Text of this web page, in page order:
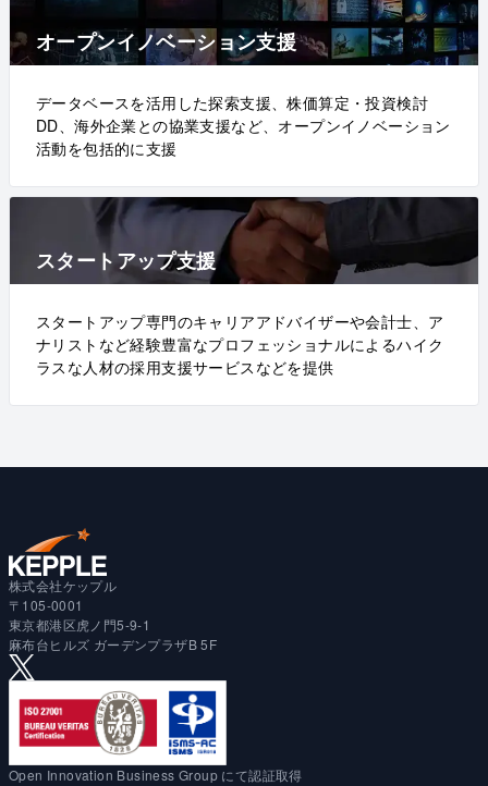
オープンイノベーション支援
データベースを活用した探索支援、株価算定・投資検討
DD、海外企業との協業支援など、オープンイノベーション
活動を包括的に支援
スタートアップ支援
スタートアップ専門のキャリアアドバイザーや会計士、ア
ナリストなど経験豊富なプロフェッショナルによるハイク
ラスな人材の採用支援サービスなどを提供
株式会社ケップル
〒105-0001
東京都港区虎ノ門5-9-1
麻布台ヒルズ ガーデンプラザB 5F
Open Innovation Business Group にて認証取得